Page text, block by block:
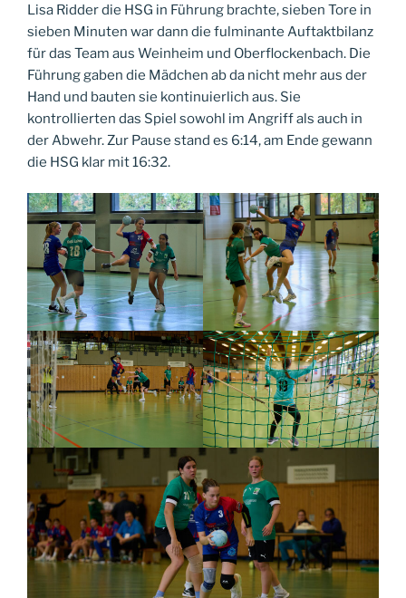
Lisa Ridder die HSG in Führung brachte, sieben Tore in
sieben Minuten war dann die fulminante Auftaktbilanz
für das Team aus Weinheim und Oberflockenbach. Die
Führung gaben die Mädchen ab da nicht mehr aus der
Hand und bauten sie kontinuierlich aus. Sie
kontrollierten das Spiel sowohl im Angriff als auch in
der Abwehr. Zur Pause stand es 6:14, am Ende gewann
die HSG klar mit 16:32.